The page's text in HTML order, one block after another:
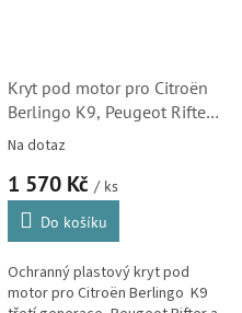
Kryt pod motor pro Citroën
Berlingo K9, Peugeot Rifter,
Opel Combo a Toyota
S1
Na dotaz
1 570 Kč / ks
Do košíku
Ochranný plastový kryt pod
motor pro Citroën Berlingo K9